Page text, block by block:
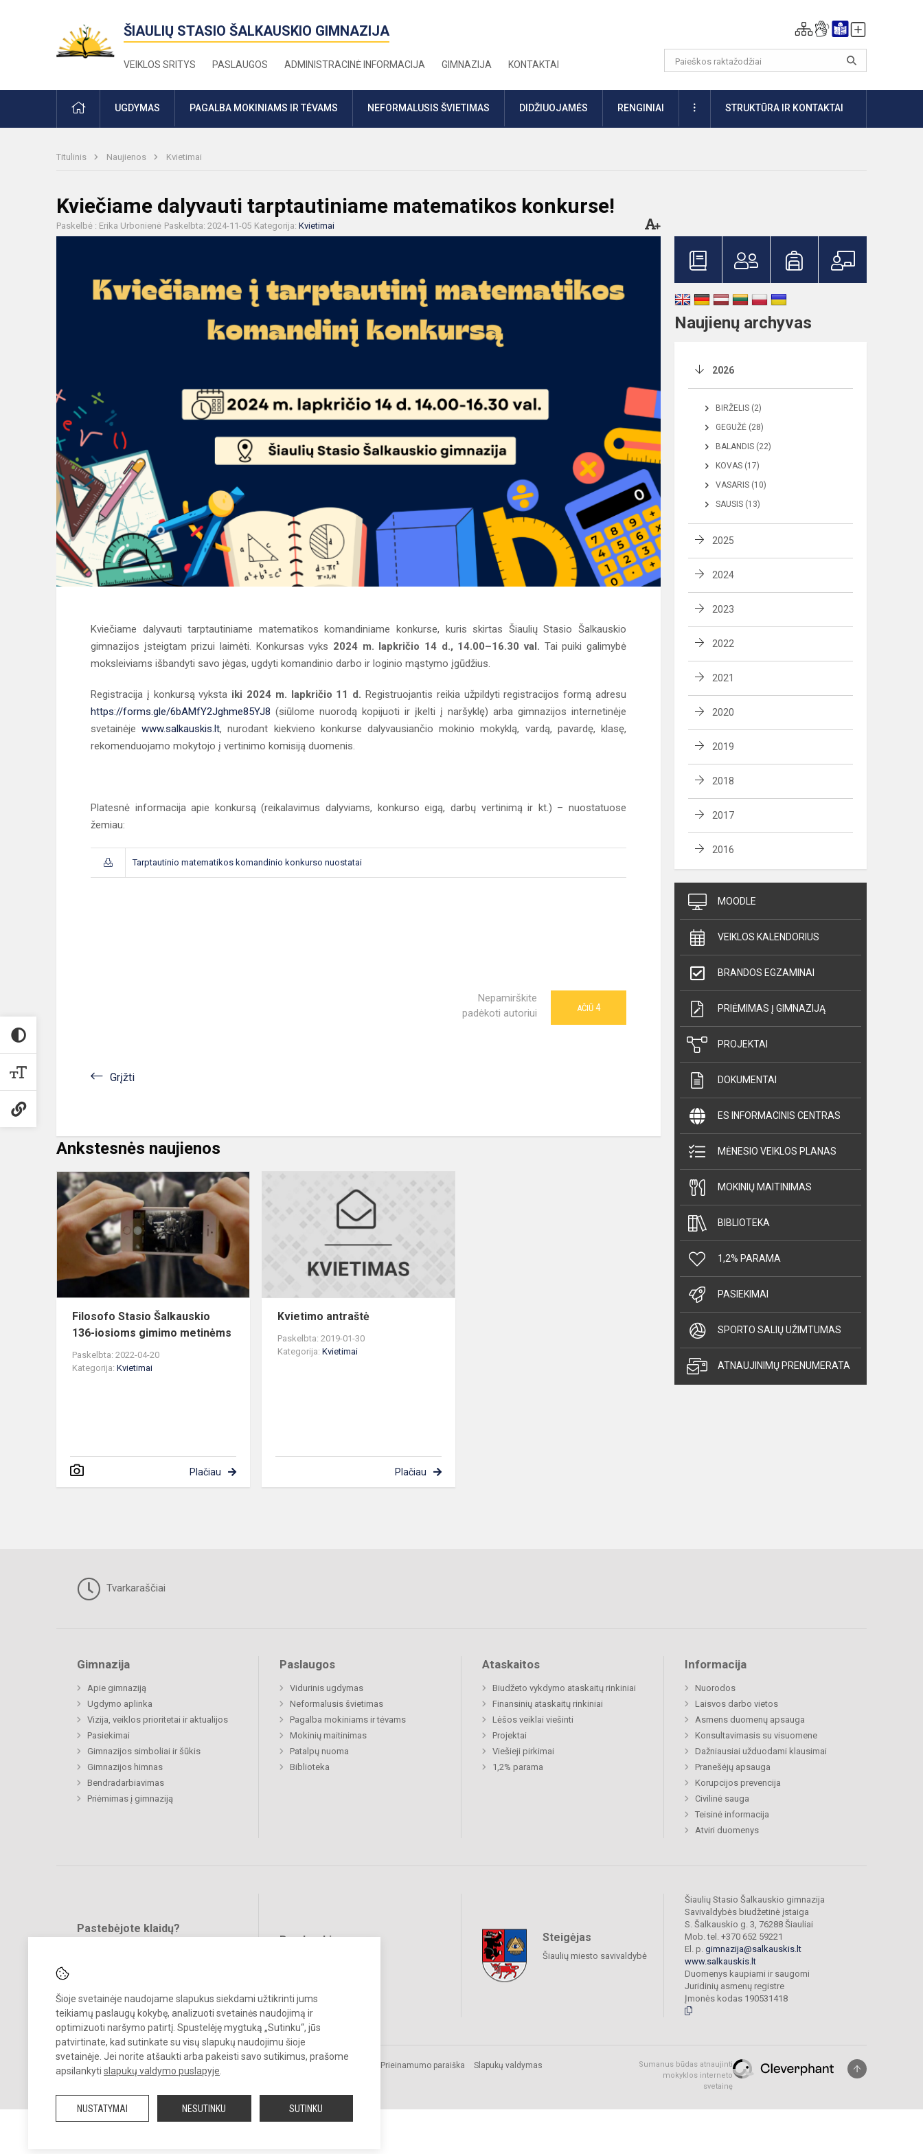
Šioje svetainėje naudojame slapukus siekdami užtikrinti jums
teikiamų paslaugų kokybę, analizuoti svetainės naudojimą ir
optimizuoti naršymo patirtį. Spustelėję mygtuką „Sutinku“, jūs
patvirtinate, kad sutinkate su visų slapukų naudojimu šioje
svetainėje. Jei norite atšaukti arba pakeisti savo sutikimus, prašome
apsilankyti slapukų valdymo puslapyje
NUSTATYMAI NESUTINKU SUTINKU
ŠIAULIŲ STASIO ŠALKAUSKIO GIMNAZIJA
VEIKLOS SRITYS PASLAUGOS ADMINISTRACINĖ INFORMACIJA GIMNAZIJA KONTAKTAI
PRADŽIAUGDYMAS PAGALBA MOKINIAMS IR TĖVAMS NEFORMALUSIS ŠVIETIMAS DIDŽIUOJAMĖS RENGINIAI DAUGIAUSTRUKTŪRA IR KONTAKTAI
Titulinis Naujienos Kvietimai
Kviečiame dalyvauti tarptautiniame matematikos konkurse!
Paskelbė : Erika Urbonienė Paskelbta: 2024-11-05 Kategorija: Kvietimai
Kviečiame dalyvauti tarptautiniame matematikos komandiniame konkurse, kuris skirtas Šiaulių Stasio Šalkauskio
gimnazijos įsteigtam prizui laimėti. Konkursas vyks 2024 m. lapkričio 14 d., 14.00–16.30 val. Tai puiki galimybė
moksleiviams išbandyti savo jėgas, ugdyti komandinio darbo ir loginio mąstymo įgūdžius.
Registracija į konkursą vyksta iki 2024 m. lapkričio 11 d. Registruojantis reikia užpildyti registracijos formą adresu
https://forms.gle/6bAMfY2Jghme85YJ8 (siūlome nuorodą kopijuoti ir įkelti į naršyklę) arba gimnazijos internetinėje
svetainėjewww.salkauskis.lt, nurodant kiekvieno konkurse dalyvausiančio mokinio mokyklą, vardą, pavardę, klasę,
rekomenduojamo mokytojo į vertinimo komisiją duomenis.
Platesnė informacija apie konkursą (reikalavimus dalyviams, konkurso eigą, darbų vertinimą ir kt.) – nuostatuose
žemiau:
Tarptautinio matematikos komandinio konkurso nuostatai
Nepamirškite
padėkoti autoriui
AČIŪ 4
Grįžti
Ankstesnės naujienos
Filosofo
Stasio
Šalkauskio
136-
Filosofo Stasio Šalkauskio
136-iosioms gimimo metinėms
Paskelbta: 2022-04-20
Kategorija: Kvietimai
Plačiau
Kvietimo antraštė
Paskelbta: 2019-01-30
Kategorija:Kvietimai
Plačiau
Naujienų archyvas
2026
BIRŽELIS (2)
GEGUŽĖ (28)
BALANDIS (22)
KOVAS (17)
VASARIS (10)
SAUSIS (13)
2025
2024
2023
2022
2021
2020
2019
2018
2017
2016
MOODLE
VEIKLOS KALENDORIUS
BRANDOS EGZAMINAI
PRIĖMIMAS Į GIMNAZIJĄ
PROJEKTAI
DOKUMENTAI
ES INFORMACINIS CENTRAS
MĖNESIO VEIKLOS PLANAS
MOKINIŲ MAITINIMAS
BIBLIOTEKA
1,2% PARAMA
PASIEKIMAI
SPORTO SALIŲ UŽIMTUMAS
ATNAUJINIMŲ PRENUMERATA
Tvarkaraščiai
Gimnazija
Apie gimnaziją
Ugdymo aplinka
Vizija, veiklos prioritetai ir aktualijos
Pasiekimai
Gimnazijos simboliai ir šūkis
Gimnazijos himnas
Bendradarbiavimas
Priėmimas į gimnaziją
Paslaugos
Vidurinis ugdymas
Neformalusis švietimas
Pagalba mokiniams ir tėvams
Mokinių maitinimas
Patalpų nuoma
Biblioteka
Ataskaitos
Biudžeto vykdymo ataskaitų rinkiniai
Finansinių ataskaitų rinkiniai
Lėšos veiklai viešinti
Projektai
Viešieji pirkimai
1,2% parama
Informacija
Nuorodos
Laisvos darbo vietos
Asmens duomenų apsauga
Konsultavimasis su visuomene
Dažniausiai užduodami klausimai
Pranešėjų apsauga
Korupcijos prevencija
Civilinė sauga
Teisinė informacija
Atviri duomenys
Pastebėjote klaidų?
Bendraukime Steigėjas
Šiaulių miesto savivaldybė
Šiaulių Stasio Šalkauskio gimnazija
Savivaldybės biudžetinė įstaiga
S. Šalkauskio g. 3, 76288 Šiauliai
Mob. tel. +370 652 59221
El. p. gimnazija@salkauskis.lt
www.salkauskis.lt
Duomenys kaupiami ir saugomi
Juridinių asmenų registre
Įmonės kodas 190531418
© 2024. Šiaulių Stasio Šalkauskio gimnazija. Visos teisės saugomos.
Kopijuoti turinį be raštiško gimnazijos sutikimo griežtai draudžiama.
Prieinamumo paraiška Slapukų valdymas
Sumanus būdas atnaujinti
mokyklos interneto
svetainę